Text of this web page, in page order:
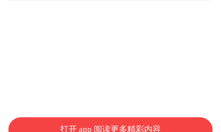
段，本月底将完成验收，6月启动设备安装，
打开 app 阅读更多精彩内容